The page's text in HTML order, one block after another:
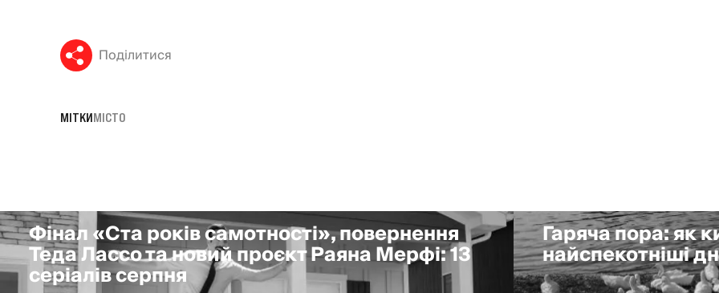
Поділитися
МІТКИМІСТО
Фінал «Ста років самотності», повернення
Теда Лассо та новий проєкт Раяна Мерфі: 13
серіалів серпня
Гаряча пора: як
найспекотніші